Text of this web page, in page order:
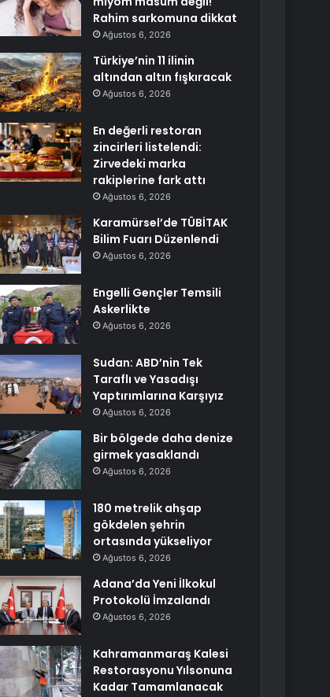
Rahim sarkomuna dikkat
Ağustos 6, 2026
Türkiye’nin 11 ilinin
altından altın fışkıracak
Ağustos 6, 2026
En değerli restoran
zincirleri listelendi:
Zirvedeki marka
rakiplerine fark attı
Ağustos 6, 2026
Karamürsel’de TÜBİTAK
Bilim Fuarı Düzenlendi
Ağustos 6, 2026
Engelli Gençler Temsili
Askerlikte
Ağustos 6, 2026
Sudan: ABD’nin Tek
Taraflı ve Yasadışı
Yaptırımlarına Karşıyız
Ağustos 6, 2026
Bir bölgede daha denize
girmek yasaklandı
Ağustos 6, 2026
180 metrelik ahşap
gökdelen şehrin
ortasında yükseliyor
Ağustos 6, 2026
Adana’da Yeni İlkokul
Protokolü İmzalandı
Ağustos 6, 2026
Kahramanmaraş Kalesi
Restorasyonu Yılsonuna
Kadar Tamamlanacak